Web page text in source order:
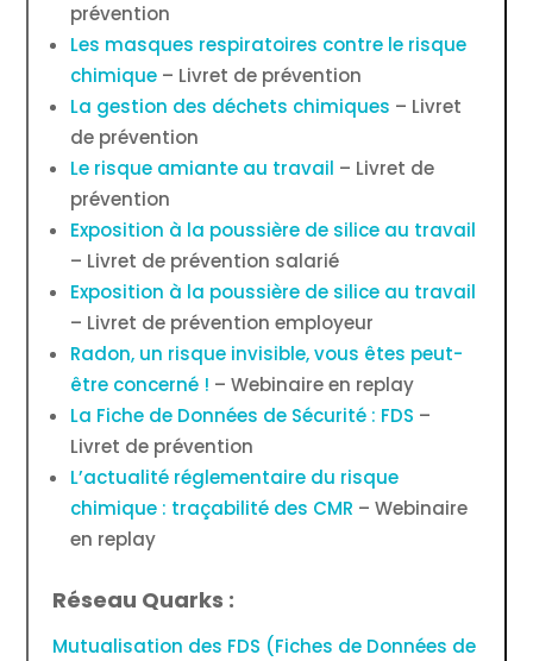
prévention
Les masques respiratoires contre le risque
chimique – Livret de prévention
La gestion des déchets chimiques – Livret
de prévention
Le risque amiante au travail – Livret de
prévention
Exposition à la poussière de silice au travail
– Livret de prévention salarié
Exposition à la poussière de silice au travail
– Livret de prévention employeur
Radon, un risque invisible, vous êtes peut-
être concerné ! – Webinaire en replay
La Fiche de Données de Sécurité : FDS –
Livret de prévention
L’actualité réglementaire du risque
chimique : traçabilité des CMR – Webinaire
en replay
Réseau Quarks :
Mutualisation des FDS (Fiches de Données de